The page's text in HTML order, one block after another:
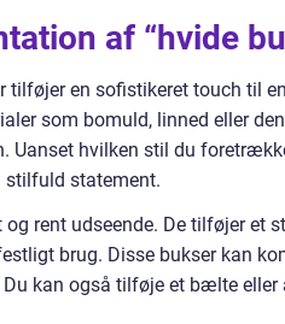
af “hvide
tilføjer en sofistikeret touch til
som bomuld, linned eller
Uanset hvilken stil du
stilfuld statement.
rent udseende. De tilføjer et
brug. Disse bukser kan
kan også tilføje et bælte